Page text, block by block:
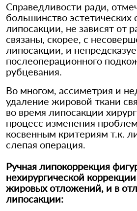
Справедливости ради,
большинство
липосакции, не зависят от
связаны, скорее, с
липосакции, и
послеоперационного
рубцевания.
Во многом, ассиметрия и
удаление жировой ткани
во время липосакции
процесс изменения
косвенным критериям т.к.
слепая операция.
Ручная липокоррекция
нехирургической
жировых отложений, и в
липосакции: